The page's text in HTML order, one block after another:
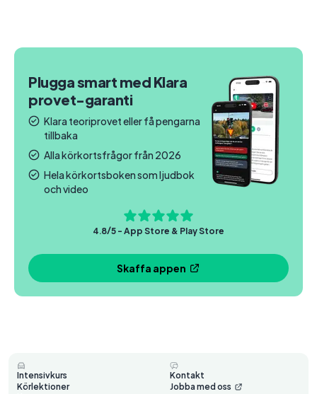
Plugga smart med Klara
provet-garanti
Klara teoriprovet eller få pengarna
tillbaka
Alla körkortsfrågor från 2026
Hela körkortsboken som ljudbok
och video
4.8/5 - App Store & Play Store
Skaffa appen
Intensivkurs
Körlektioner
Kontakt
Jobba med oss